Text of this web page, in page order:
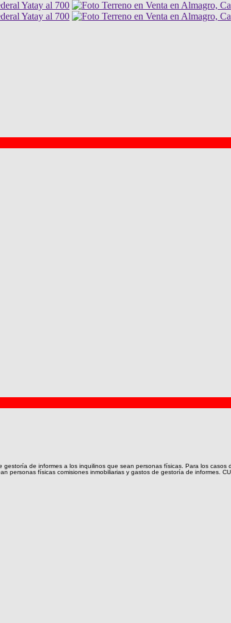
de informes a los inquilinos que sean personas físicas. Para los
personas físicas comisiones inmobiliarias y gastos de gestoría de informes.